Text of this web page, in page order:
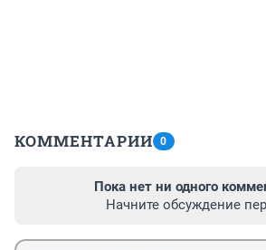
КОММЕНТАРИИ 0
Пока нет ни одного
Начните обсуждение